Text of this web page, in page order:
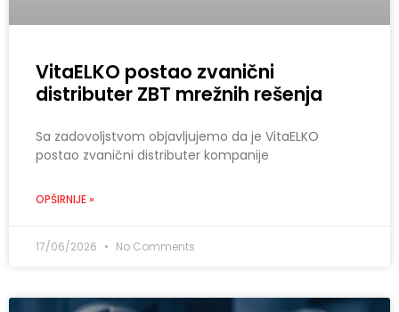
VitaELKO postao zvanični
distributer ZBT mrežnih rešenja
Sa zadovoljstvom objavljujemo da je VitaELKO
postao zvanični distributer kompanije
OPŠIRNIJE »
17/06/2026 No Comments